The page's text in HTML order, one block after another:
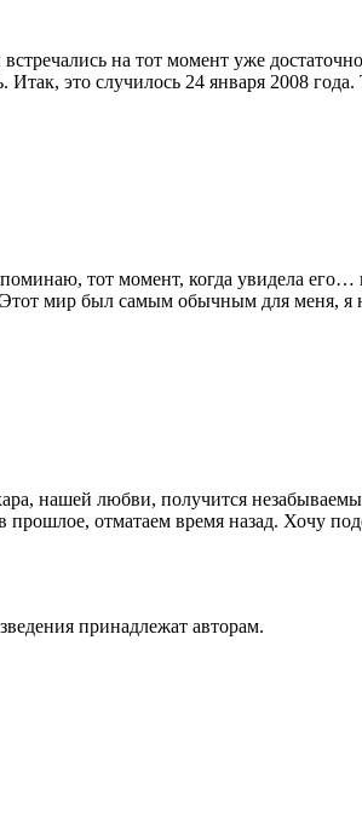
на тот момент уже
Итак, это случилось 24 января 2008
тот момент, когда увидела
мир был самым обычным для меня,
нашей любви, получится
отматаем время назад. Хочу
принадлежат авторам.